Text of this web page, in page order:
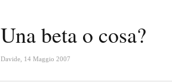
Una beta o cosa?
Davide 14 Maggio 2007